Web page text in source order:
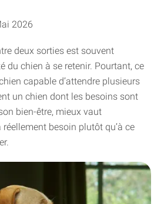
2026
deux sorties est souvent
du chien à se retenir. Pourtant, ce
capable d’attendre plusieurs
un chien dont les besoins sont
bien-être, mieux vaut
réellement besoin plutôt qu’à ce